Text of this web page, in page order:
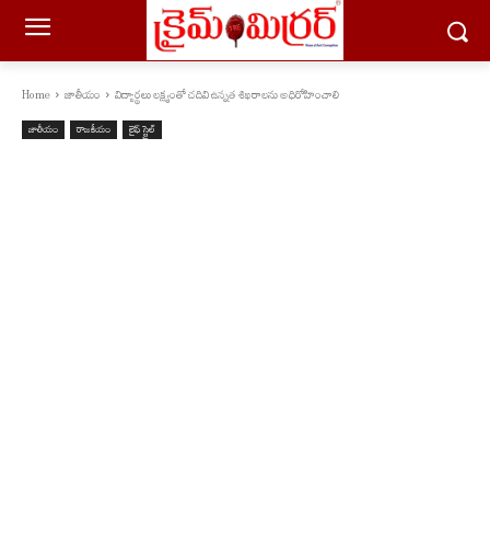
Home జాతీయం విద్యార్థ‌లు లక్ష్యంతో చ‌దివి ఉన్న‌త శిఖ‌రాల‌ను అధిరోహించాలి
జాతీయం రాజకీయం లైఫ్ స్టైల్